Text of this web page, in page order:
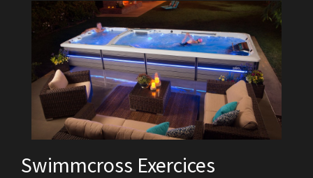
Swimmcross Exercices